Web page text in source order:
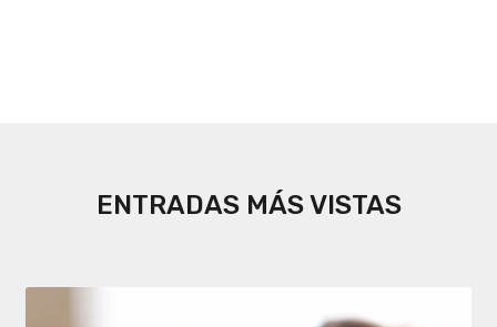
ENTRADAS MÁS VISTAS